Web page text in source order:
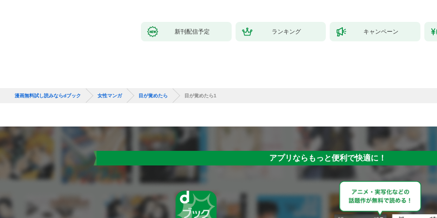
新刊配信予定 ランキング キャンペーン
漫画無料試し読みならdブック 女性マンガ 目が覚めたら 目が覚めたら1
アプリならもっと便利で快適に！